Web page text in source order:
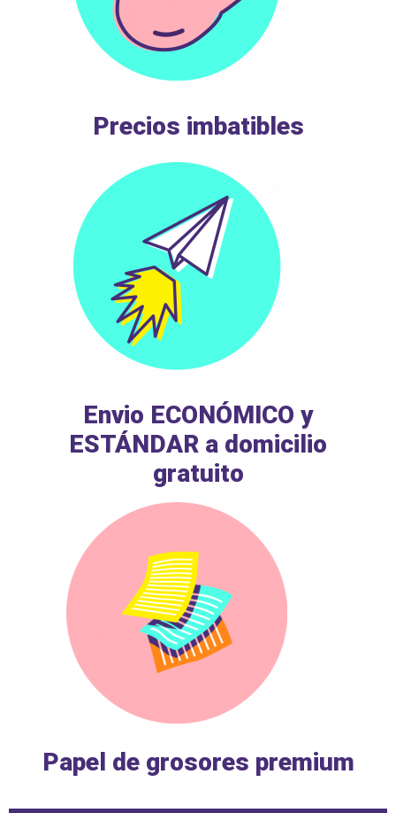
Precios imbatibles
Envio ECONÓMICO y
ESTÁNDAR a domicilio
gratuito
Papel de grosores premium